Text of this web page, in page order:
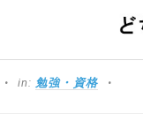
in: 勉強・資格